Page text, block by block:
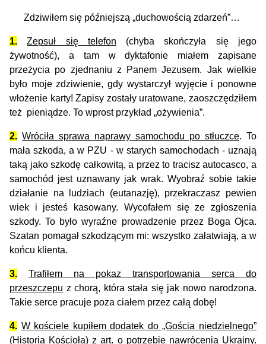
Zdziwiłem się późniejszą „duchowością zdarzeń”…
1. Zepsuł się telefon (chyba skończyła się jego
żywotność), a tam w dyktafonie miałem zapisane
przeżycia po zjednaniu z Panem Jezusem. Jak wielkie
było moje zdziwienie, gdy wystarczył wyjęcie i ponowne
włożenie karty! Zapisy zostały uratowane, zaoszczędziłem
też pieniądze. To wprost przykład „ożywienia”.
2. Wróciła sprawa naprawy samochodu po stłuczce. To
mała szkoda, a w PZU - w starych samochodach - uznają
taką jako szkodę całkowitą, a przez to tracisz autocasco, a
samochód jest uznawany jak wrak. Wyobraź sobie takie
działanie na ludziach (eutanazję), przekraczasz pewien
wiek i jesteś kasowany. Wycofałem się ze zgłoszenia
szkody. To było wyraźne prowadzenie przez Boga Ojca.
Szatan pomagał szkodzącym mi: wszystko załatwiają, a w
końcu klienta.
3.
Trafiłem na pokaz transportowania serca do
przeszczepu z chorą, która stała się jak nowo narodzona.
Takie serce pracuje poza ciałem przez całą dobę!
4. W kościele kupiłem dodatek do „Gościa niedzielnego”
(Historia Kościoła) z art. o potrzebie nawrócenia Ukrainy.